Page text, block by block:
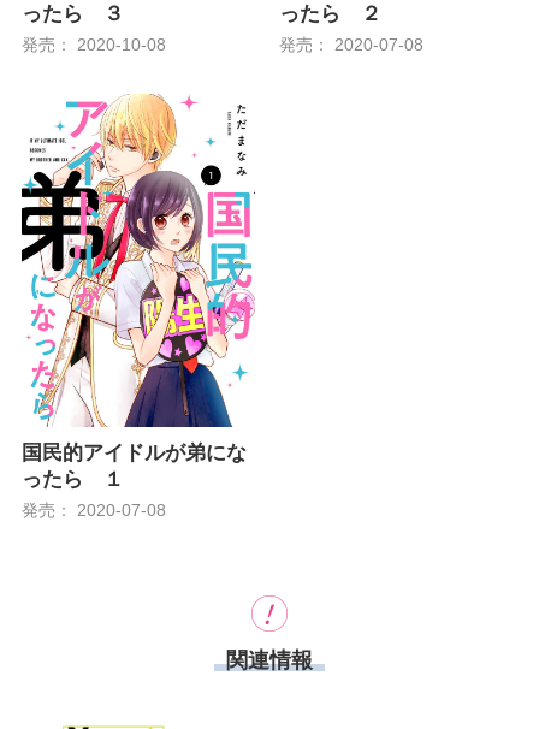
ったら ３
発売： 2020-10-08
ったら ２
発売： 2020-07-08
国民的アイドルが弟にな
ったら １
発売： 2020-07-08
関連情報